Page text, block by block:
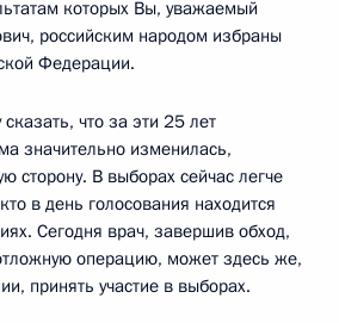
которых Вы, уважаемый
российским народом избраны
Федерации.
что за эти 25 лет
значительно изменилась,
сторону. В выборах сейчас легче
в день голосования находится
Сегодня врач, завершив обход,
операцию, может здесь же,
принять участие в выборах.